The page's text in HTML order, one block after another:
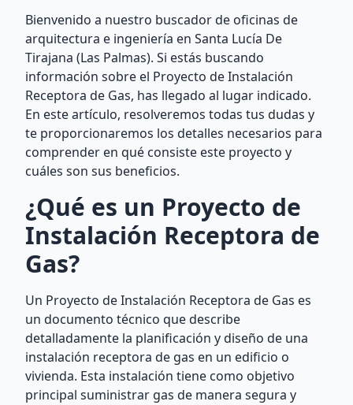
Bienvenido a nuestro buscador de oficinas de
arquitectura e ingeniería en Santa Lucía De
Tirajana (Las Palmas). Si estás buscando
información sobre el Proyecto de Instalación
Receptora de Gas, has llegado al lugar indicado.
En este artículo, resolveremos todas tus dudas y
te proporcionaremos los detalles necesarios para
comprender en qué consiste este proyecto y
cuáles son sus beneficios.
¿Qué es un Proyecto de
Instalación Receptora de
Gas?
Un Proyecto de Instalación Receptora de Gas es
un documento técnico que describe
detalladamente la planificación y diseño de una
instalación receptora de gas en un edificio o
vivienda. Esta instalación tiene como objetivo
principal suministrar gas de manera segura y